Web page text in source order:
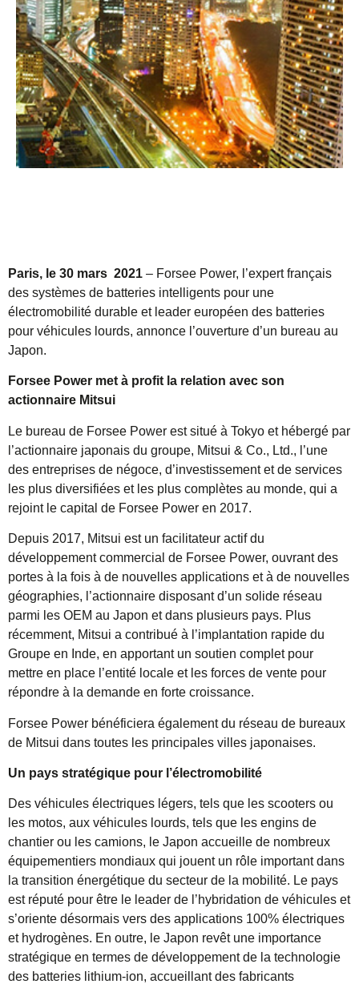
Paris, le 30 mars 2021 – Forsee Power, l’expert français
des systèmes de batteries intelligents pour une
électromobilité durable et leader européen des batteries
pour véhicules lourds, annonce l’ouverture d’un bureau au
Japon.
Forsee Power met à profit la relation avec son
actionnaire Mitsui
Le bureau de Forsee Power est situé à Tokyo et hébergé par
l’actionnaire japonais du groupe, Mitsui & Co., Ltd., l’une
des entreprises de négoce, d’investissement et de services
les plus diversifiées et les plus complètes au monde, qui a
rejoint le capital de Forsee Power en 2017.
Depuis 2017, Mitsui est un facilitateur actif du
développement commercial de Forsee Power, ouvrant des
portes à la fois à de nouvelles applications et à de nouvelles
géographies, l’actionnaire disposant d’un solide réseau
parmi les OEM au Japon et dans plusieurs pays. Plus
récemment, Mitsui a contribué à l’implantation rapide du
Groupe en Inde, en apportant un soutien complet pour
mettre en place l’entité locale et les forces de vente pour
répondre à la demande en forte croissance.
Forsee Power bénéficiera également du réseau de bureaux
de Mitsui dans toutes les principales villes japonaises.
Un pays stratégique pour l’électromobilité
Des véhicules électriques légers, tels que les scooters ou
les motos, aux véhicules lourds, tels que les engins de
chantier ou les camions, le Japon accueille de nombreux
équipementiers mondiaux qui jouent un rôle important dans
la transition énergétique du secteur de la mobilité. Le pays
est réputé pour être le leader de l’hybridation de véhicules et
s’oriente désormais vers des applications 100% électriques
et hydrogènes. En outre, le Japon revêt une importance
stratégique en termes de développement de la technologie
des batteries lithium-ion, accueillant des fabricants